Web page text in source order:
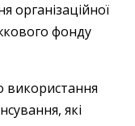
організаційної
фонду
використання
які